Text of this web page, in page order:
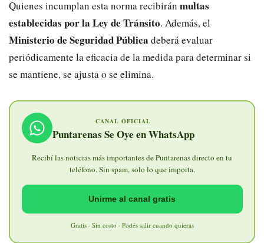
Quienes incumplan esta norma recibirán multas
establecidas por la Ley de Tránsito. Además, el
Ministerio de Seguridad Pública deberá evaluar
periódicamente la eficacia de la medida para determinar si
se mantiene, se ajusta o se elimina.
CANAL OFICIAL
Puntarenas Se Oye en WhatsApp
Recibí las noticias más importantes de Puntarenas directo en tu
teléfono. Sin spam, solo lo que importa.
Unirme al canal gratis
Gratis · Sin costo · Podés salir cuando quieras